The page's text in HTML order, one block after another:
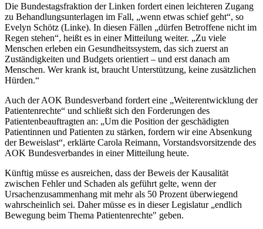
Die Bundestagsfraktion der Linken fordert einen leichteren Zugang
zu Behandlungsunterlagen im Fall, „wenn etwas schief geht“, so
Evelyn Schötz (Linke). In diesen Fällen „dürfen Betroffene nicht im
Regen stehen“, heißt es in einer Mitteilung weiter. „Zu viele
Menschen erleben ein Gesundheitssystem, das sich zuerst an
Zuständigkeiten und Budgets orientiert – und erst danach am
Menschen. Wer krank ist, braucht Unterstützung, keine zusätzlichen
Hürden.“
Auch der AOK Bundesverband fordert eine „Weiterentwicklung der
Patientenrechte“ und schließt sich den Forderungen des
Patientenbeauftragten an: „Um die Position der geschädigten
Patientinnen und Patienten zu stärken, fordern wir eine Absenkung
der Beweislast“, erklärte Carola Reimann, Vorstandsvorsitzende des
AOK Bundesverbandes in einer Mitteilung heute.
Künftig müsse es ausreichen, dass der Beweis der Kausalität
zwischen Fehler und Schaden als geführt gelte, wenn der
Ursachenzusammenhang mit mehr als 50 Prozent überwiegend
wahrscheinlich sei. Daher müsse es in dieser Legislatur „endlich
Bewegung beim Thema Patientenrechte" geben.